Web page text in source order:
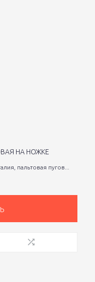
НА НОЖКЕ
пальтовая пугов...